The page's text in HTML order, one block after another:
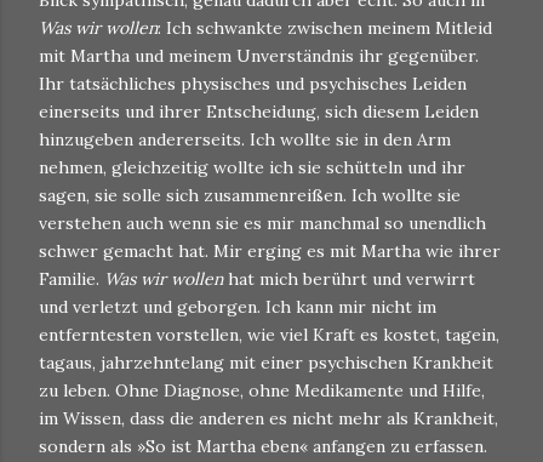
Was wir wollen: Ich schwankte zwischen meinem Mitleid
mit Martha und meinem Unverständnis ihr gegenüber.
Ihr tatsächliches physisches und psychisches Leiden
einerseits und ihrer Entscheidung, sich diesem Leiden
hinzugeben andererseits. Ich wollte sie in den Arm
nehmen, gleichzeitig wollte ich sie schütteln und ihr
sagen, sie solle sich zusammenreißen. Ich wollte sie
verstehen auch wenn sie es mir manchmal so unendlich
schwer gemacht hat. Mir erging es mit Martha wie ihrer
Familie. Was wir wollen hat mich berührt und verwirrt
und verletzt und geborgen. Ich kann mir nicht im
entferntesten vorstellen, wie viel Kraft es kostet, tagein,
tagaus, jahrzehntelang mit einer psychischen Krankheit
zu leben. Ohne Diagnose, ohne Medikamente und Hilfe,
im Wissen, dass die anderen es nicht mehr als Krankheit,
sondern als »So ist Martha eben« anfangen zu erfassen.